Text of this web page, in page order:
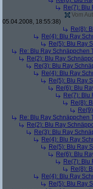
Re(7): Blu
Vom
05.04.2008, 18:55:38)
Re(8):
Re(4): Blu Ray
Re(5): Blu Ray
Re: Blu Ray Schnäppchen
Re(2): Blu Ray
Re(3): Blu Ray
Re(4): Blu Ray
Re(5): Blu Ray
Re(6): Blu
Re(7): Blu
Re(8):
Re: Blu Ray Schnäppchen
Re(2): Blu Ray
Re(3): Blu Ray
Re(4): Blu Ray
Re(5): Blu Ray
Re(6): Blu
Re(7): Blu
Re(8):
Re(4): Blu Ray
Re(5): Blu Ray